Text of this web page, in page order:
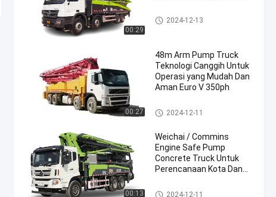
00:29
Truk Pompa
2024-12-13
00:27
48m Arm Pump Truck
Teknologi Canggih Untuk
Operasi yang Mudah Dan
Aman Euro V 350ph
Truk Pompa
2024-12-11
00:13
Weichai / Commins
Engine Safe Pump
Concrete Truck Untuk
Perencanaan Kota Dan
Truk Pompa
2024-12-11